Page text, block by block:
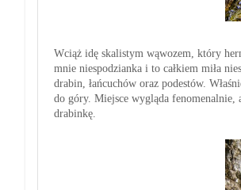
Wciąż idę skalistym wąwozem, który
mnie niespodzianka i to całkiem miła
drabin, łańcuchów oraz podestów. W
do góry. Miejsce wygląda fenomenalnie
drabinkę